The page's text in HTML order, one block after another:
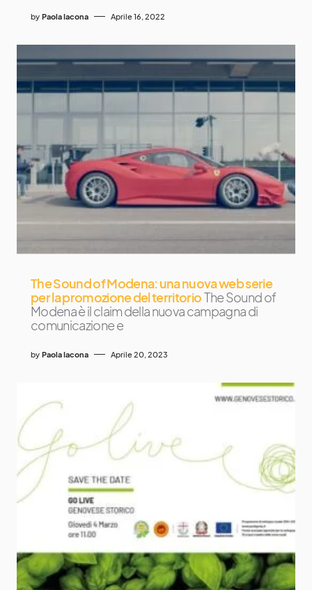
by Paola Iacona Aprile 16, 2022
The Sound of Modena: una nuova web serie
per la promozione del territorioThe Sound of
Modena è il claim della nuova campagna di
comunicazione e
by Paola Iacona Aprile 20, 2023